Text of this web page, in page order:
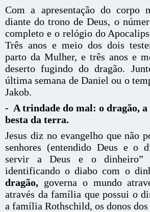
Com a apresentação do corpo
diante do trono de Deus, o
completo e o relógio do
Três anos e meio dos dois
parto da Mulher, e três anos e
deserto fugindo do dragão.
última semana de Daniel ou o
Jakob.
- A trindade do mal: o dragão, a
besta da terra.
Jesus diz no evangelho que não
senhores (entendido Deus e o
servir a Deus e o dinheiro”
identificando o diabo com o
dragão, governa o mundo
através da família que possui o
a família Rothschild, os donos dos